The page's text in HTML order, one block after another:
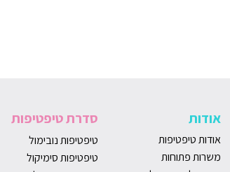
אודות
אודות טיפטיפות
משרות פתוחות
סדרת טיפטיפות
טיפטיפות נובימול
טיפטיפות סימיקול